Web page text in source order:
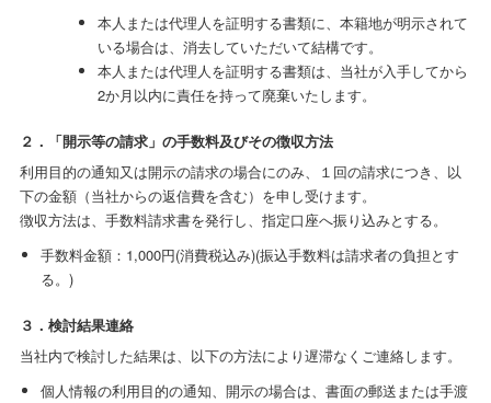
本人または代理人を証明する書類に、本籍地が明示されて
いる場合は、消去していただいて結構です。
本人または代理人を証明する書類は、当社が入手してから
2か月以内に責任を持って廃棄いたします。
２．「開示等の請求」の手数料及びその徴収方法
利用目的の通知又は開示の請求の場合にのみ、１回の請求につき、以
下の金額（当社からの返信費を含む）を申し受けます。
徴収方法は、手数料請求書を発行し、指定口座へ振り込みとする。
手数料金額：1,000円(消費税込み)(振込手数料は請求者の負担とす
る。)
３．検討結果連絡
当社内で検討した結果は、以下の方法により遅滞なくご連絡します。
個人情報の利用目的の通知、開示の場合は、書面の郵送または手渡